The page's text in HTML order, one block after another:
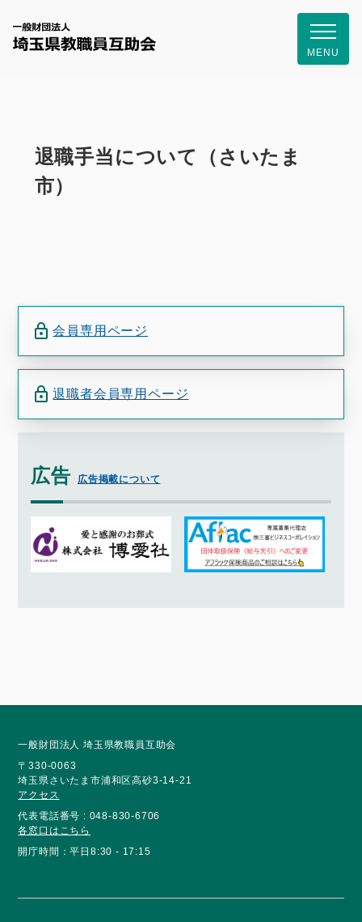
一般財団
MENU
退職手当について（さいたま
市）
会員専用ページ
退職者会員専用ページ
広告 広告掲載について
一般財団法人 埼玉県教職員互助会
〒330-0063
埼玉県さいたま市浦和区高砂3-14-21
アクセス
代表電話番号 : 048-830-6706
各窓口はこちら
開庁時間：平日8:30 - 17:15